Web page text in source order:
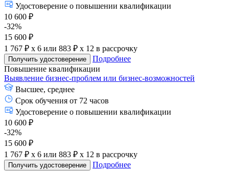
Удостоверение о повышении квалификации
10 600 ₽
-32%
15 600 ₽
1 767 ₽ x 6 или 883 ₽ x 12 в рассрочку
Получить удостоверение
Подробнее
Повышение квалификации
Выявление бизнес-проблем или бизнес-возможностей
Высшее, среднее
Срок обучения от 72 часов
Удостоверение о повышении квалификации
10 600 ₽
-32%
15 600 ₽
1 767 ₽ x 6 или 883 ₽ x 12 в рассрочку
Получить удостоверение
Подробнее